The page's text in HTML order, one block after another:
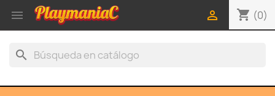
 shopping_cart (0)

search